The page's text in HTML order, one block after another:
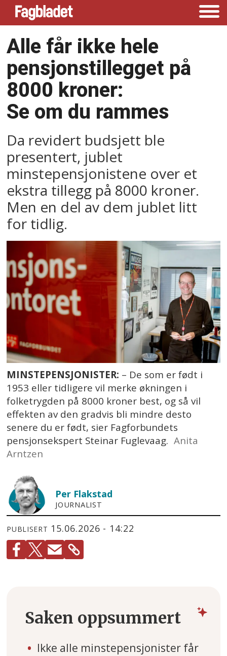
Alle får ikke hele
pensjonstillegget på
8000 kroner:
Se om du rammes
Da revidert budsjett ble
presentert, jublet
minstepensjonistene over et
ekstra tillegg på 8000 kroner.
Men en del av dem jublet litt
for tidlig.
MINSTEPENSJONISTER: – De som er født i
1953 eller tidligere vil merke økningen i
folketrygden på 8000 kroner best, og så vil
effekten av den gradvis bli mindre desto
senere du er født, sier Fagforbundets
pensjonsekspert Steinar Fuglevaag. Anita
Arntzen
Per Flakstad
JOURNALIST
PUBLISERT 15.06.2026 - 14:22
Saken oppsummert
Ikke alle minstepensjonister får